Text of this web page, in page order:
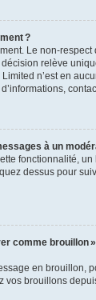
?
Le non-respect
relève
n’est en
à un
fonctionnalité,
dessus pour
comme brouillon
en brouillon,
vos brouillons